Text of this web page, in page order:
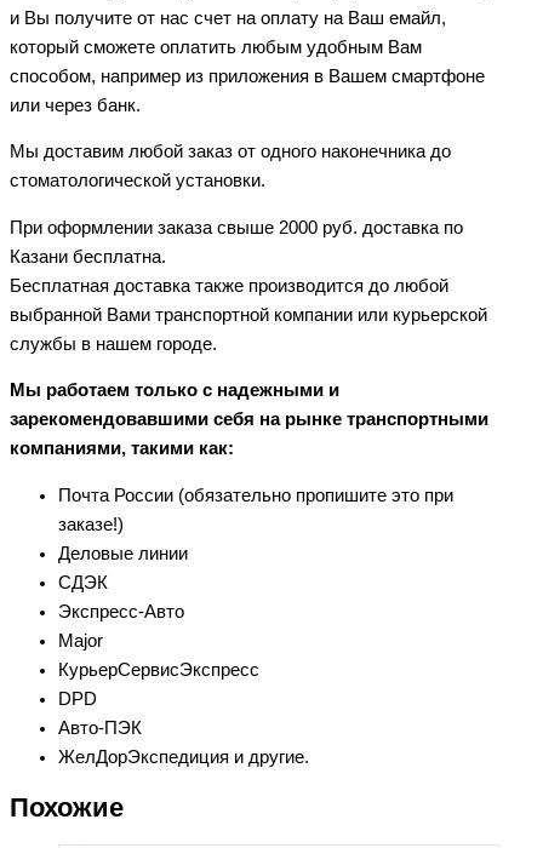
и Вы получите от нас счет на оплату на Ваш емайл,
который сможете оплатить любым удобным Вам
способом, например из приложения в Вашем смартфоне
или через банк.
Мы доставим любой заказ от одного наконечника до
стоматологической установки.
При оформлении заказа свыше 2000 руб. доставка по
Казани бесплатна.
Бесплатная доставка также производится до любой
выбранной Вами транспортной компании или курьерской
службы в нашем городе.
Мы работаем только с надежными и
зарекомендовавшими себя на рынке транспортными
компаниями, такими как:
Почта России (обязательно пропишите это при
заказе!)
Деловые линии
СДЭК
Экспресс-Авто
Major
КурьерСервисЭкспресс
DPD
Авто-ПЭК
ЖелДорЭкспедиция и другие.
Похожие